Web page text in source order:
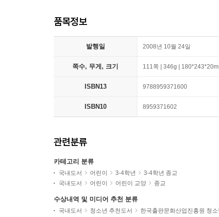
품목정보
발행일 2008년 10월 24일
쪽수, 무게, 크기 111쪽 | 346g |
ISBN13 9788959371600
ISBN10 8959371602
관련분류
카테고리 분류
국내도서 어린이 3-4학년
3-4학년 종교
국내도서
어린이 어린이 교양 종교
수상내역 및 미디어 추천 분류
국내도서 청소년 추천도서
한국출판문화산업진흥원 청